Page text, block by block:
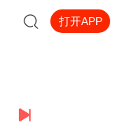
打开APP